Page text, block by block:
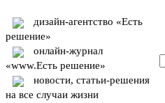
дизайн-агентство «Есть
решение»
онлайн-журнал
«www.Есть решение»
новости, статьи-решения
на все случаи жизни